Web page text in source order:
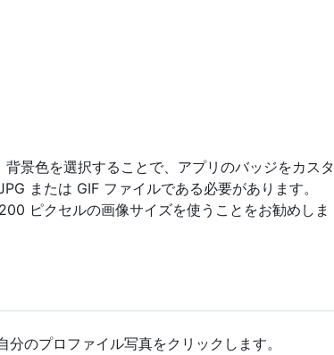
景色を選択することで、アプリのバッジをカスタ
または GIF ファイルである必要があります。
ピクセルの画像サイズを使うことをお勧めしま
のプロファイル写真をクリックします。